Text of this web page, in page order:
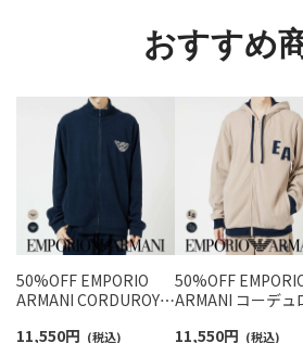
おすすめ
50%OFF EMPORIO
ARMANI CORDUROY
11,550円 (税込)
50%OFF
ARMANI コーデュ
11,550円 (税込)